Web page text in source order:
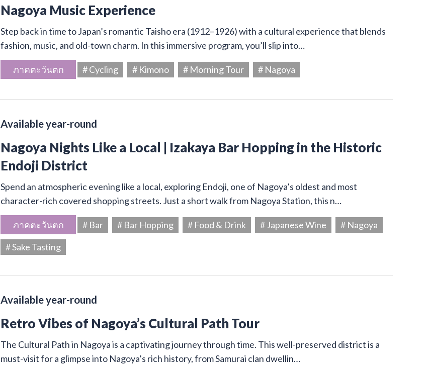
Nagoya Music Experience
Step back in time to Japan’s romantic Taisho era (1912–1926) with a cultural experience that blends
fashion, music, and old-town charm. In this immersive program, you’ll slip into…
ภาคตะวันตก # Cycling # Kimono # Morning Tour # Nagoya
Available year-round
Nagoya Nights Like a Local | Izakaya Bar Hopping in the Historic
Endoji District
Spend an atmospheric evening like a local, exploring Endoji, one of Nagoya’s oldest and most
character-rich covered shopping streets. Just a short walk from Nagoya Station, this n…
ภาคตะวันตก # Bar # Bar Hopping # Food & Drink # Japanese Wine
# Nagoya
# Sake Tasting
Available year-round
Retro Vibes of Nagoya’s Cultural Path Tour
The Cultural Path in Nagoya is a captivating journey through time. This well-preserved district is a
must-visit for a glimpse into Nagoya’s rich history, from Samurai clan dwellin…